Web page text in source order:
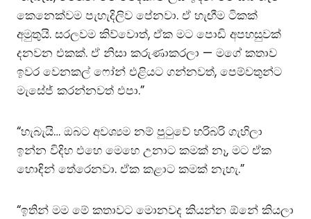
කෙනෙක්වම පැහැදිලිව පේනවා. ඒ හැඟීම ටිකක්
අමුතුයි. සරලවම කිව්වොත්, ඒක මට පොඩි අපහසුවක්
දනවන එකක්. ඒ නිසා කරුණාකරලා — මගේ කතාව
ඉවර වෙනකල් ෆෝන් එළියට ගන්නවත්, පෙම්වතුන්ට
මැසේජ් කරන්නවත් එපා.”
“හැබැයි… ඔබට අවශ්‍යම නම් පුටුවේ හරිබරි ගැහිලා
ඉන්න විදිහ එහෙ මෙහෙ උනාට කමක් නෑ, මට ඒක
හොඳින් තේරෙනවා. ඒක කළාට කමක් නැහැ.”
“ඉතින් මම මේ කතාවට මොනවද කියන්න ඕනේ කියලා